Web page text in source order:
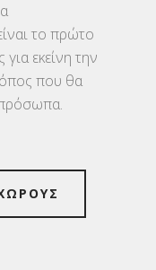
το πρώτο
εκείνη την
που θα